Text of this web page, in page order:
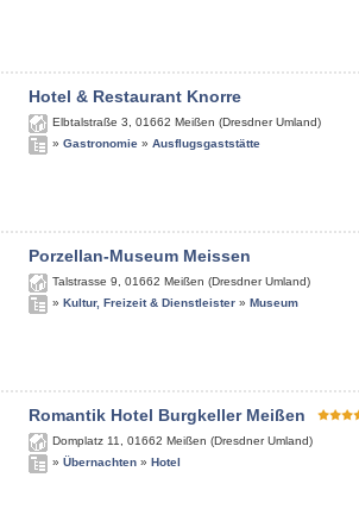
Hotel & Restaurant Knorre
Elbtalstraße 3 01662 Meißen (Dresdner Umland)
» Gastronomie » Ausflugsgaststätte
Porzellan-Museum Meissen
Talstrasse 9 01662 Meißen (Dresdner Umland)
» Kultur, Freizeit & Dienstleister » Museum
Romantik Hotel Burgkeller Meißen
Domplatz 11 01662 Meißen (Dresdner Umland)
» Übernachten » Hotel